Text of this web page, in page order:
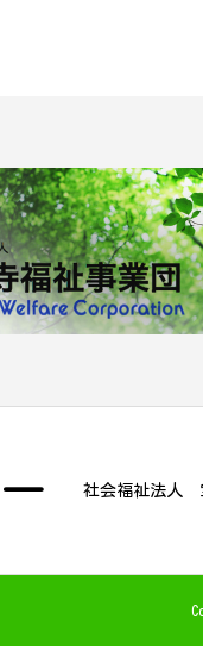
社会福祉法人